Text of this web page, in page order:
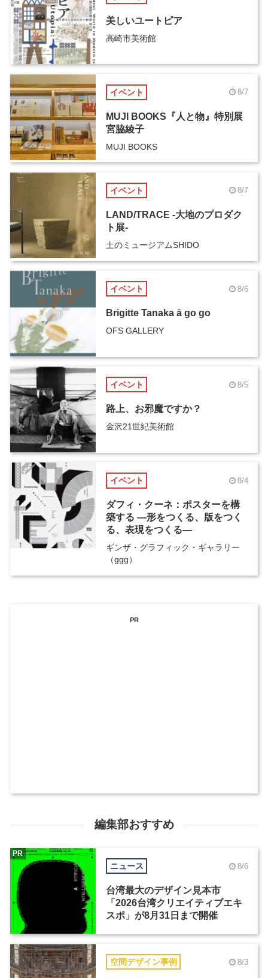
美しいユートピア
高崎市美術館
イベント 8/7
MUJI BOOKS『人と物』特別展
宮脇綾子
MUJI BOOKS
イベント 8/7
LAND/TRACE -大地のプロダク
ト展-
土のミュージアムSHIDO
イベント 8/6
Brigitte Tanaka ā go go
OFS GALLERY
イベント 8/5
路上、お邪魔ですか？
金沢21世紀美術館
イベント 8/4
ダフィ・クーネ：ポスターを構
築する ―形をつくる、版をつく
る、表現をつくる―
ギンザ・グラフィック・ギャラリー
（ggg）
PR
編集部おすすめ
ニュース 8/6
台湾最大のデザイン見本市
「2026台湾クリエイティブエキ
スポ」が8月31日まで開催
PR
空間デザイン事例 8/3